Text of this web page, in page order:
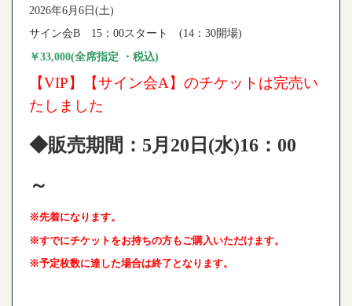
2026年6月6日(土)
サイン会B 15：00スタート (14：30開場)
￥33,000(全席指定 ・税込)
【VIP】【サイン会A】のチケットは完売い
たしました
◆販売期間：5月20 日(水)16：00
～
※先着になります。
※すでにチケットをお持ちの方もご購入いただけます。
※予定枚数に達した場合は終了となります。